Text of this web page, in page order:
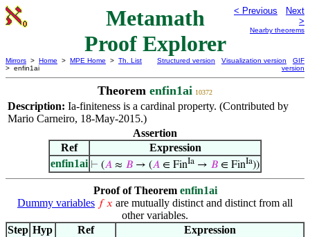
Metamath
Proof Explorer
< Previous
Next
>
Nearby theorems
Mirrors > Home > MPE Home > Th. List
> enfin1ai
Structured version Visualization version
GIF
version
Theorem enfin1ai 10372
Description: Ia-finiteness is a cardinal property. (Contributed by
Mario Carneiro, 18-May-2015.)
Assertion
Ref
Expression
enfin1ai ⊢ (𝐴 ≈ 𝐵 → (𝐴 ∈ FinIa → 𝐵 ∈ FinIa))
Proof of Theorem enfin1ai
Dummy variables 𝑓 𝑥 are mutually distinct and distinct from all
other variables.
Step Hyp Ref
Expression